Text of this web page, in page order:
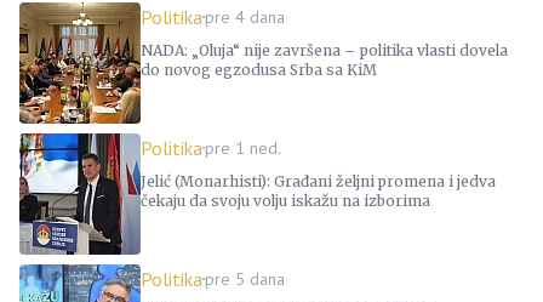
Politikapre 4 dana
NADA: „Oluja“ nije završena – politika vlasti dovela
do novog egzodusa Srba sa KiM
Politikapre 1 ned.
Jelić (Monarhisti): Građani željni promena i jedva
čekaju da svoju volju iskažu na izborima
Politikapre 5 dana